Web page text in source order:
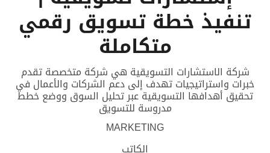
تنفيذ خطة تسويق رقمي
متكاملة
شركة الاستشارات التسويقية هي شركة متخصصة تقدم
خبرات واستراتيجيات تهدف إلى دعم الشركات والأعمال في
تحقيق أهدافها التسويقية عبر تحليل السوق ووضع خطط
مدروسة للتسويق
MARKETING
الكاتب